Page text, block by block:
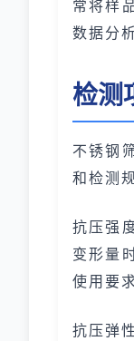
常将样
数据分
检测
不锈钢
和检测
抗压强
变形量
使用要求
抗压弹